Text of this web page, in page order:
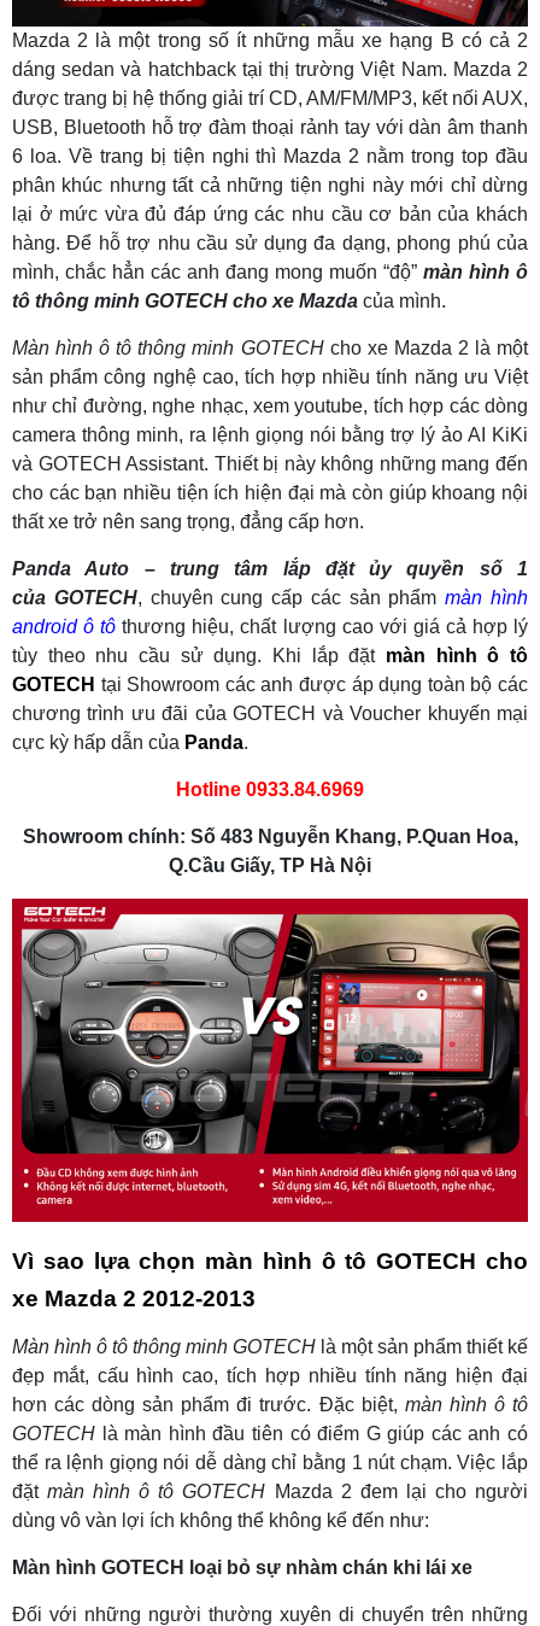
Mazda 2 là một trong số ít những mẫu xe hạng B có cả 2
dáng sedan và hatchback tại thị trường Việt Nam. Mazda 2
được trang bị hệ thống giải trí CD, AM/FM/MP3, kết nối AUX,
USB, Bluetooth hỗ trợ đàm thoại rảnh tay với dàn âm thanh
6 loa. Về trang bị tiện nghi thì Mazda 2 nằm trong top đầu
phân khúc nhưng tất cả những tiện nghi này mới chỉ dừng
lại ở mức vừa đủ đáp ứng các nhu cầu cơ bản của khách
hàng. Để hỗ trợ nhu cầu sử dụng đa dạng, phong phú của
mình, chắc hẳn các anh đang mong muốn “độ” màn hình ô
tô thông minh GOTECH cho xe Mazda của mình.
Màn hình ô tô thông minh GOTECHcho xe Mazda 2 là một
sản phẩm công nghệ cao, tích hợp nhiều tính năng ưu Việt
như chỉ đường, nghe nhạc, xem youtube, tích hợp các dòng
camera thông minh, ra lệnh giọng nói bằng trợ lý ảo AI KiKi
và GOTECH Assistant. Thiết bị này không những mang đến
cho các bạn nhiều tiện ích hiện đại mà còn giúp khoang nội
thất xe trở nên sang trọng, đẳng cấp hơn.
Panda Auto – trung tâm lắp đặt ủy quyền số 1
của GOTECH, chuyên cung cấp các sản phẩm màn hình
android ô tô thương hiệu, chất lượng cao với giá cả hợp lý
tùy theo nhu cầu sử dụng. Khi lắp đặt màn hình ô tô
GOTECH tại Showroom các anh được áp dụng toàn bộ các
chương trình ưu đãi của GOTECH và Voucher khuyến mại
cực kỳ hấp dẫn của Panda.
Hotline 0933.84.6969
Showroom chính: Số 483 Nguyễn Khang, P.Quan Hoa,
Q.Cầu Giấy, TP Hà Nội
Vì sao lựa chọn màn hình ô tô GOTECH cho
xe Mazda 2 2012-2013
Màn hình ô tô thông minh GOTECH là một sản phẩm thiết kế
đẹp mắt, cấu hình cao, tích hợp nhiều tính năng hiện đại
hơn các dòng sản phẩm đi trước. Đặc biệt, màn hình ô tô
GOTECH là màn hình đầu tiên có điểm G giúp các anh có
thể ra lệnh giọng nói dễ dàng chỉ bằng 1 nút chạm. Việc lắp
đặtmàn hình ô tô GOTECH Mazda 2 đem lại cho người
dùng vô vàn lợi ích không thể không kể đến như:
Màn hình GOTECH loại bỏ sự nhàm chán khi lái xe
Đối với những người thường xuyên di chuyển trên những